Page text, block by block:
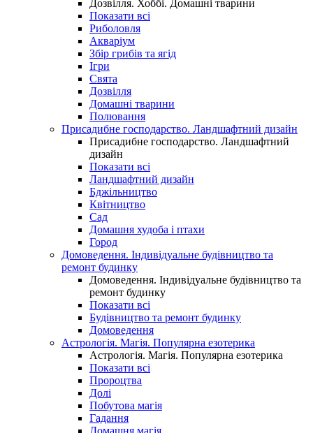
Дозвілля. Хоббі. Домашні тварини
Показати всі
Риболовля
Акваріум
Збір грибів та ягід
Ігри
Свята
Дозвілля
Домашні тварини
Полювання
Присадибне господарство. Ландшафтний дизайн
Присадибне господарство. Ландшафтний
дизайн
Показати всі
Ландшафтний дизайн
Бджільництво
Квітництво
Сад
Домашня худоба і птахи
Город
Домоведення. Індивідуальне будівництво та
ремонт будинку
Домоведення. Індивідуальне будівництво та
ремонт будинку
Показати всі
Будівництво та ремонт будинку
Домоведення
Астрологія. Магія. Популярна езотерика
Астрологія. Магія. Популярна езотерика
Показати всі
Пророцтва
Долі
Побутова магія
Гадання
Домашня магія